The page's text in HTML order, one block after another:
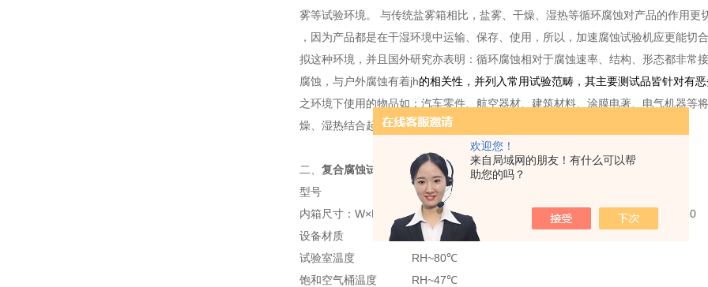
欢迎您！
来自局域网的朋友！有什么可以帮
助您的吗？
雾等试验环境。 与传统盐雾箱相比，盐雾、干燥、湿热等循环腐蚀对产品的作用更
， 因为产品都是在干湿环境中运输、保存、使用，所以，加速腐蚀试验机应更能切
拟这种环境，并且国外研究亦表明：循环腐蚀相对于腐蚀速率、结构、形态都非常
腐蚀，与户外腐蚀有着jh的相关性，并列入常用试验范畴，其主要测试品皆针对有
之环境下使用的物品如：汽车零件、航空器材、建筑材料、涂膜电著、电气机器等
燥、湿热结合起来循环测试。
二、 复合腐蚀试验箱
主要参数：
型号
ZT-60S-Z
内箱尺寸：W×D×H cm60×45×4090×60×50 120×80×50160×100×50200×120×60
设备材质
PVC￡PP
试验室温度
RH~80℃
饱和空气桶温度
RH~47℃